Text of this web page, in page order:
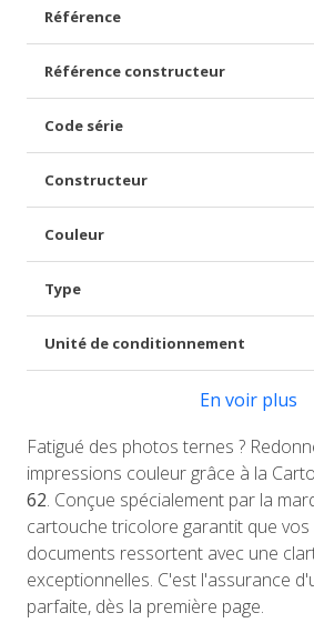
Référence
Référence constructeur
Code série
Constructeur
Couleur
Type
Unité de conditionnement
En voir plus
Fatigué des photos ternes ?
impressions couleur grâce à la
62. Conçue spécialement par la
cartouche tricolore garantit que
documents ressortent avec une
exceptionnelles. C'est l'assurance
parfaite, dès la première page.